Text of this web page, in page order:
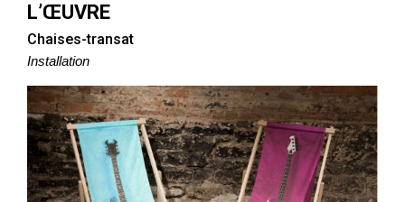
L’ŒUVRE
Chaises-transat
Installation